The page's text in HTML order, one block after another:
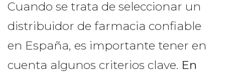
Cuando se trata de seleccionar un
distribuidor de farmacia confiable
en España, es importante tener en
cuenta algunos criterios clave. En